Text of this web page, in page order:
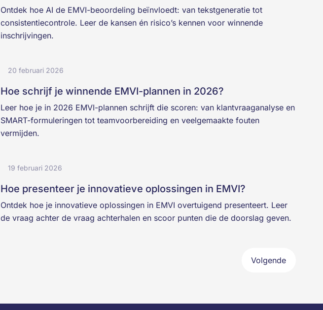
Ontdek hoe AI de EMVI-beoordeling beïnvloedt: van tekstgeneratie tot
consistentiecontrole. Leer de kansen én risico’s kennen voor winnende
inschrijvingen.
20 februari 2026
Hoe schrijf je winnende EMVI-plannen in 2026?
Leer hoe je in 2026 EMVI-plannen schrijft die scoren: van klantvraaganalyse en
SMART-formuleringen tot teamvoorbereiding en veelgemaakte fouten
vermijden.
19 februari 2026
Hoe presenteer je innovatieve oplossingen in EMVI?
Ontdek hoe je innovatieve oplossingen in EMVI overtuigend presenteert. Leer
de vraag achter de vraag achterhalen en scoor punten die de doorslag geven.
Volgende